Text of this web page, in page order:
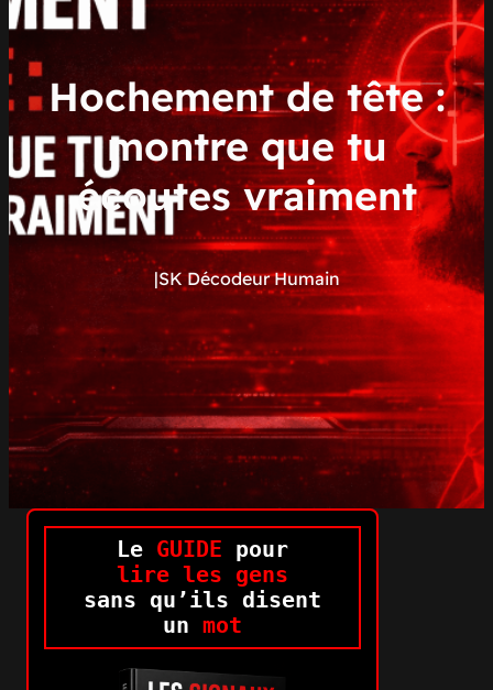
Hochement de tête :
montre que tu
écoutes vraiment
|SK Décodeur Humain
Le GUIDE pour
lire les gens
sans qu’ils disent
un mot